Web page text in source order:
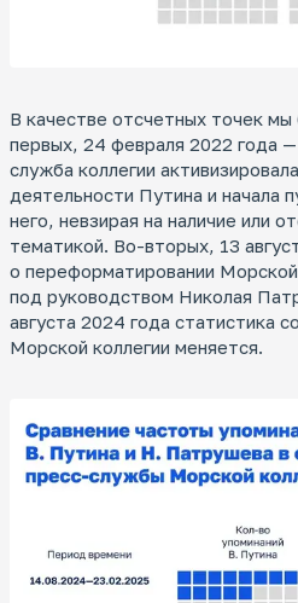
В качестве отсчетных точек
первых, 24 февраля 2022 года
служба коллегии
деятельности Путина и начала
него, невзирая на наличие или
тематикой. Во-вторых, 13
о переформатировании Морской
под руководством Николая
августа 2024 года статистика
Морской коллегии меняется.